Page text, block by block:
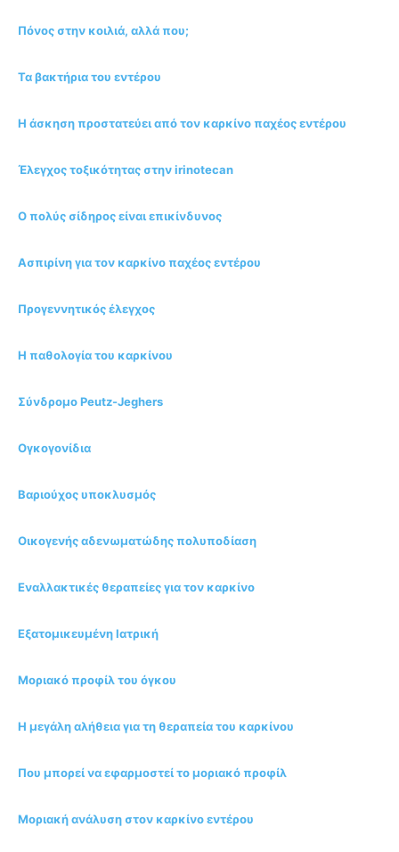
Πόνος στην κοιλιά, αλλά που;
Τα βακτήρια του εντέρου
Η άσκηση προστατεύει από τον καρκίνο παχέος εντέρου
Έλεγχος τοξικότητας στην irinotecan
Ο πολύς σίδηρος είναι επικίνδυνος
Ασπιρίνη για τον καρκίνο παχέος εντέρου
Προγεννητικός έλεγχος
Η παθολογία του καρκίνου
Σύνδρομο Peutz-Jeghers
Ογκογονίδια
Βαριούχος υποκλυσμός
Οικογενής αδενωματώδης πολυποδίαση
Εναλλακτικές θεραπείες για τον καρκίνο
Εξατομικευμένη Ιατρική
Μοριακό προφίλ του όγκου
Η μεγάλη αλήθεια για τη θεραπεία του καρκίνου
Που μπορεί να εφαρμοστεί το μοριακό προφίλ
Μοριακή ανάλυση στον καρκίνο εντέρου